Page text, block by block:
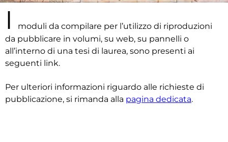
I
moduli da compilare per l’utilizzo di riproduzioni
da pubblicare in volumi, su web, su pannelli o
all’interno di una tesi di laurea, sono presenti ai
seguenti link.
Per ulteriori informazioni riguardo alle richieste di
pubblicazione, si rimanda alla pagina dedicata.